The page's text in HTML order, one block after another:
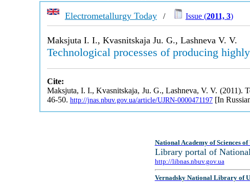
Electrometallurgy Today/ Issue (2011, 3)
Maksjuta I. I., Kvasnitskaja Ju. G., Lashneva V. V.
Technological processes of producing
Cite:
Maksjuta, I. I., Kvasnitskaja, Ju. G., Lashneva, V. V. (2011).
46-50. http://jnas.nbuv.gov.ua/article/UJRN-0000471197[In
National Academy of Sciences
Library portal of
http://libnas.nbuv.gov.ua
Vernadsky National Library of